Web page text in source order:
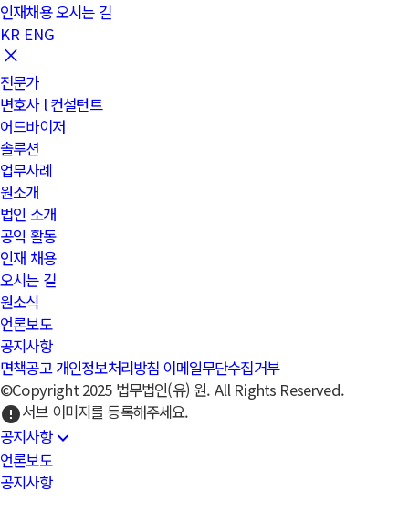
인재채용오시는 길
KR ENG
전문가
변호사 l 컨설턴트
어드바이저
솔루션
업무사례
원소개
법인 소개
공익 활동
인재 채용
오시는 길
원소식
언론보도
공지사항
면책공고 개인정보처리방침 이메일무단수집거부
©Copyright 2025 법무법인(유) 원. All Rights Reserved.
error서브 이미지를 등록해주세요.
공지사항expand_more
언론보도
공지사항